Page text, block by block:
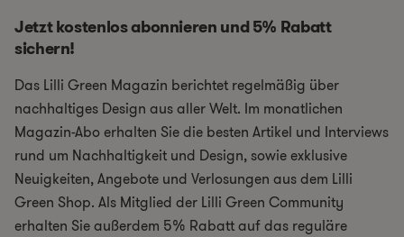
Jetzt kostenlos abonnieren und 5% Rabatt
sichern!
Das Lilli Green Magazin berichtet regelmäßig über
nachhaltiges Design aus aller Welt. Im monatlichen
Magazin-Abo erhalten Sie die besten Artikel und Interviews
rund um Nachhaltigkeit und Design, sowie exklusive
Neuigkeiten, Angebote und Verlosungen aus dem Lilli
Green Shop. Als Mitglied der Lilli Green Community
erhalten Sie außerdem 5% Rabatt auf das reguläre